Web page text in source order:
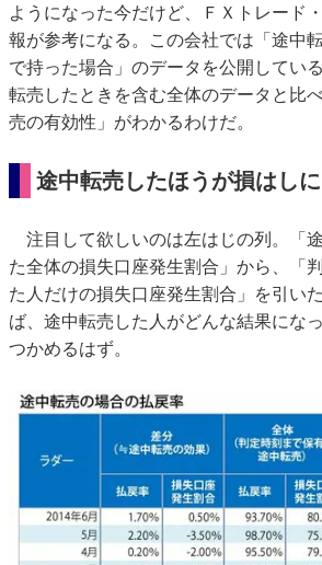
ようになった今だけど、ＦＸトレード
報が参考になる。この会社では「途中
で持った場合」のデータを公開してい
転売したときを含む全体のデータと比
売の有効性」がわかるわけだ。
途中転売したほうが損はし
注目して欲しいのは左はじの列。「
た全体の損失口座発生割合」から、「
た人だけの損失口座発生割合」を引い
ば、途中転売した人がどんな結果にな
つかめるはず。